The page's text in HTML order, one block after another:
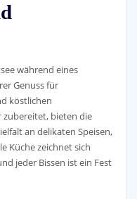
während eines
Genuss für
köstlichen
zubereitet, bieten die
an delikaten Speisen,
Küche zeichnet sich
jeder Bissen ist ein Fest